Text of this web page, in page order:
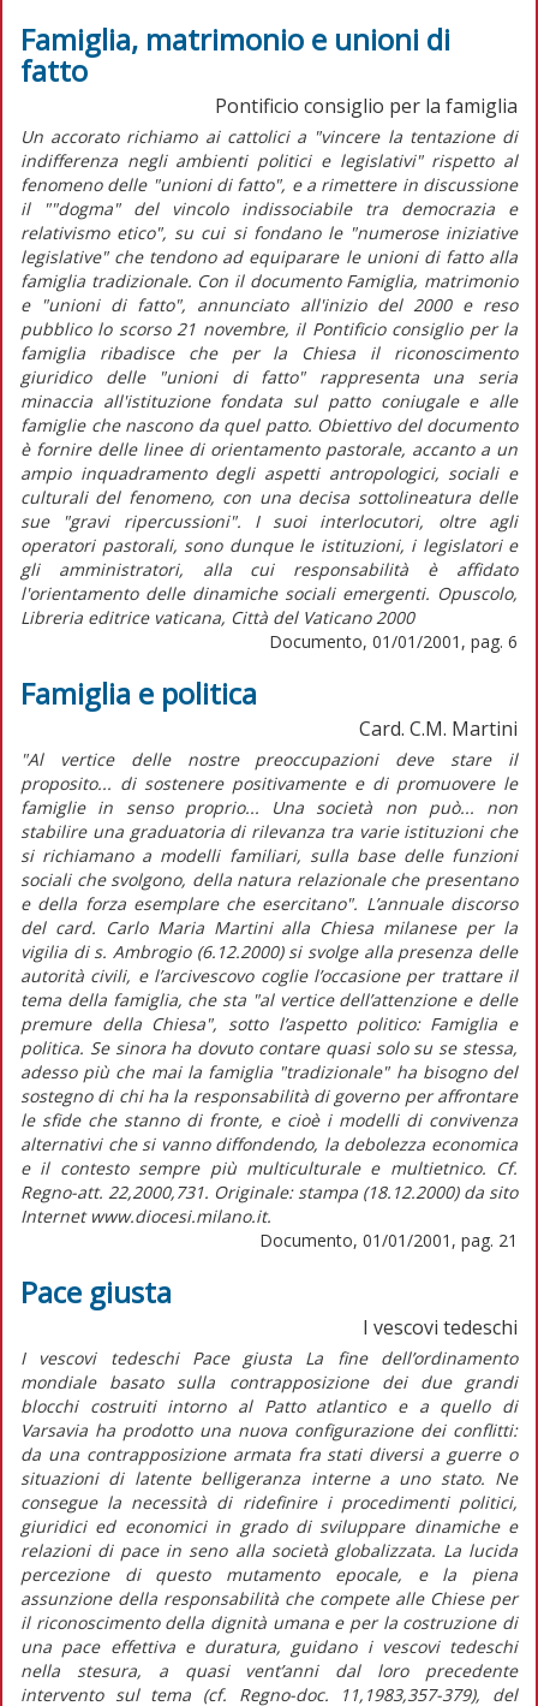
Famiglia, matrimonio e unioni di
fatto
Pontificio consiglio per la famiglia
Un accorato richiamo ai cattolici a "vincere la tentazione di
indifferenza negli ambienti politici e legislativi" rispetto al
fenomeno delle "unioni di fatto", e a rimettere in discussione
il ""dogma" del vincolo indissociabile tra democrazia e
relativismo etico", su cui si fondano le "numerose iniziative
legislative" che tendono ad equiparare le unioni di fatto alla
famiglia tradizionale. Con il documento Famiglia, matrimonio
e "unioni di fatto", annunciato all'inizio del 2000 e reso
pubblico lo scorso 21 novembre, il Pontificio consiglio per la
famiglia ribadisce che per la Chiesa il riconoscimento
giuridico delle "unioni di fatto" rappresenta una seria
minaccia all'istituzione fondata sul patto coniugale e alle
famiglie che nascono da quel patto. Obiettivo del documento
è fornire delle linee di orientamento pastorale, accanto a un
ampio inquadramento degli aspetti antropologici, sociali e
culturali del fenomeno, con una decisa sottolineatura delle
sue "gravi ripercussioni". I suoi interlocutori, oltre agli
operatori pastorali, sono dunque le istituzioni, i legislatori e
gli amministratori, alla cui responsabilità è affidato
l'orientamento delle dinamiche sociali emergenti. Opuscolo,
Libreria editrice vaticana, Città del Vaticano 2000
Documento, 01/01/2001, pag. 6
Famiglia e politica
Card. C.M. Martini
"Al vertice delle nostre preoccupazioni deve stare il
proposito... di sostenere positivamente e di promuovere le
famiglie in senso proprio... Una società non può... non
stabilire una graduatoria di rilevanza tra varie istituzioni che
si richiamano a modelli familiari, sulla base delle funzioni
sociali che svolgono, della natura relazionale che presentano
e della forza esemplare che esercitano". L’annuale discorso
del card. Carlo Maria Martini alla Chiesa milanese per la
vigilia di s. Ambrogio (6.12.2000) si svolge alla presenza delle
autorità civili, e l’arcivescovo coglie l’occasione per trattare il
tema della famiglia, che sta "al vertice dell’attenzione e delle
premure della Chiesa", sotto l’aspetto politico: Famiglia e
politica. Se sinora ha dovuto contare quasi solo su se stessa,
adesso più che mai la famiglia "tradizionale" ha bisogno del
sostegno di chi ha la responsabilità di governo per affrontare
le sfide che stanno di fronte, e cioè i modelli di convivenza
alternativi che si vanno diffondendo, la debolezza economica
e il contesto sempre più multiculturale e multietnico. Cf.
Regno-att. 22,2000,731. Originale: stampa (18.12.2000) da sito
Internet www.diocesi.milano.it.
Documento, 01/01/2001, pag. 21
Pace giusta
I vescovi tedeschi
I vescovi tedeschi Pace giusta La fine dell’ordinamento
mondiale basato sulla contrapposizione dei due grandi
blocchi costruiti intorno al Patto atlantico e a quello di
Varsavia ha prodotto una nuova configurazione dei conflitti:
da una contrapposizione armata fra stati diversi a guerre o
situazioni di latente belligeranza interne a uno stato. Ne
consegue la necessità di ridefinire i procedimenti politici,
giuridici ed economici in grado di sviluppare dinamiche e
relazioni di pace in seno alla società globalizzata. La lucida
percezione di questo mutamento epocale, e la piena
assunzione della responsabilità che compete alle Chiese per
il riconoscimento della dignità umana e per la costruzione di
una pace effettiva e duratura, guidano i vescovi tedeschi
nella stesura, a quasi vent’anni dal loro precedente
intervento sul tema (cf. Regno-doc. 11,1983,357-379), del